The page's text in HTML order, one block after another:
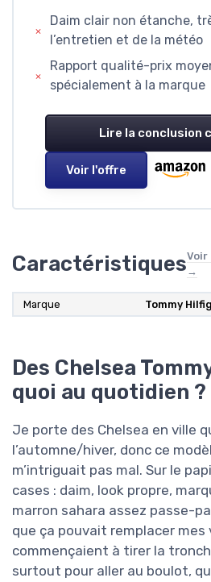
Daim clair non étanche,
l’entretien et de la météo
Rapport qualité-prix
spécialement à la marque
Lire la conclusion
Voir l'offre
CaractéristiquesVoir
→
Marque Tommy
Des Chelsea
quoi au quotidien ?
Je porte des Chelsea en ville
l’automne/hiver, donc ce
m’intriguait pas mal. Sur le
cases : daim, look propre,
marron sahara assez passe-
que ça pouvait remplacer mes
commençaient à tirer la
surtout pour aller au boulot,